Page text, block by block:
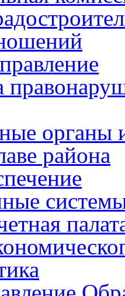
органы
района